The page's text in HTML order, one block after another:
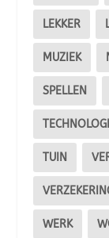
LEKKER
MUZIEK
SPELLEN
TUIN
WERK